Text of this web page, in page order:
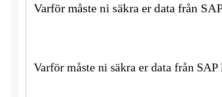
Varför måste ni säkra er data från
Varför måste ni säkra er data från